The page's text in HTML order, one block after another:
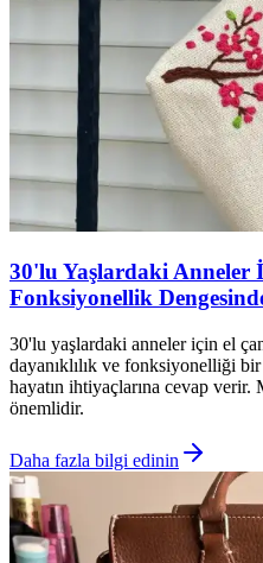
30'lu Yaşlardaki Anneler
Fonksiyonellik
30'lu yaşlardaki anneler için el
dayanıklılık ve fonksiyonelliği
hayatın ihtiyaçlarına cevap
önemlidir.
Daha fazla bilgi edinin